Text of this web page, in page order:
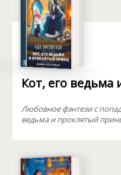
Кот, его
Любовное фэнтези с
ведьма и проклятый